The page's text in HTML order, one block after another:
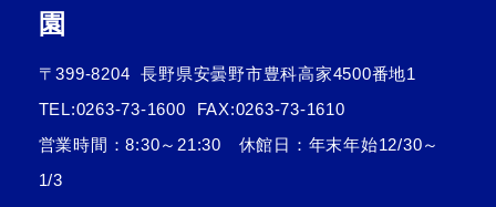
園
〒399-8204
長野県安曇野市豊科高家4500番地1
TEL:0263-73-1600
FAX:0263-73-1610
営業時間：8:30～21:30 休館日：年末年始12/30～
1/3